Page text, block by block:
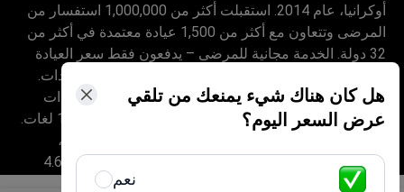
هل كان هناك شيء يمنعك من تلقي
عرض السعر اليوم؟
نعم
أوكرانيا، عام 2014. استقبلت أكثر من 1,000,000 استفسار من
المرضى وتتعاون مع أكثر من 1,500 عيادة معتمدة في أكثر من
32 دولة. الخدمة مجانية للمرضى – يدفعون فقط سعر العيادة
دون أي زيادة، بينما تحصل بوكيميد على عمولتها من العيادات.
يساعد منسقون مدربون طبياً المرضى على مقارنة العيادات
والأطباء الموثّقين، ويرافقونهم في كل خطوة بأكثر من 10 لغات.
تحمل المنصة شهادة Global Healthcare Accreditation،
وكانت معتمدة سابقاً من Temos (2024–2025). تقييمها 4.6
على Trustpilot و4.4 على Google Reviews.